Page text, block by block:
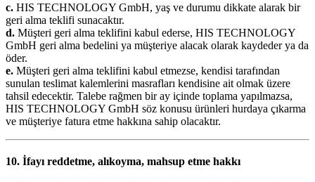
c. HIS TECHNOLOGY GmbH, yaş ve durumu dikkate alarak bir
geri alma teklifi sunacaktır.
d. Müşteri geri alma teklifini kabul ederse, HIS TECHNOLOGY
GmbH geri alma bedelini ya müşteriye alacak olarak kaydeder ya da
öder.
e. Müşteri geri alma teklifini kabul etmezse, kendisi tarafından
sunulan teslimat kalemlerini masrafları kendisine ait olmak üzere
tahsil edecektir. Talebe rağmen bir ay içinde toplama yapılmazsa,
HIS TECHNOLOGY GmbH söz konusu ürünleri hurdaya çıkarma
ve müşteriye fatura etme hakkına sahip olacaktır.
10. İfayı reddetme, alıkoyma, mahsup etme hakkı